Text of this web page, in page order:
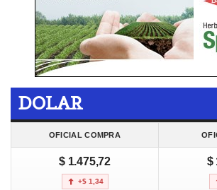
DOLAR
OFICIAL COMPRA
$ 1.475,72
+$ 1,34
$